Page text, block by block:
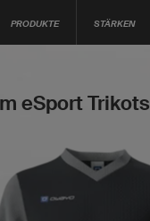
PRODUKTE STÄRKEN
eSport Trikots